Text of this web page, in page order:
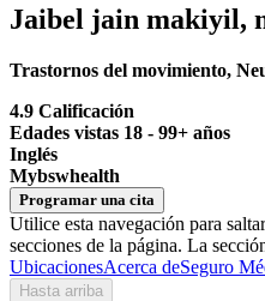
Jaibel jain makiyil,
Trastornos del movimiento,
4.9 Calificación
Edades vistas 18 - 99+ años
Inglés
Mybswhealth
Programar una cita
Utilice esta navegación para
secciones de la página. La
UbicacionesAcerca deSeguro
Hasta arriba